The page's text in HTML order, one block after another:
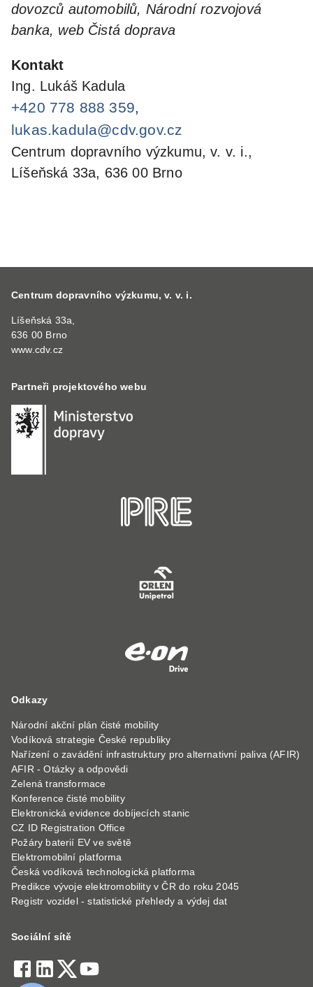
dovozců automobilů, Národní rozvojová
banka, web Čistá doprava
Kontakt
Ing. Lukáš Kadula
+420 778 888 359,
lukas.kadula@cdv.gov.cz
Centrum dopravního výzkumu, v. v. i.,
Líšeňská 33a, 636 00 Brno
Centrum dopravního výzkumu, v. v. i.
Líšeňská 33a,
636 00 Brno
www.cdv.cz
Partneři projektového webu
Odkazy
Národní akční plán čisté mobility
Vodíková strategie České republiky
Nařízení o zavádění infrastruktury pro alternativní paliva (AFIR)
AFIR - Otázky a odpovědi
Zelená transformace
Konference čisté mobility
Elektronická evidence dobíjecích stanic
CZ ID Registration Office
Požáry baterií EV ve světě
Elektromobilní platforma
Česká vodíková technologická platforma
Predikce vývoje elektromobility v ČR do roku 2045
Registr vozidel - statistické přehledy a výdej dat
Sociální sítě